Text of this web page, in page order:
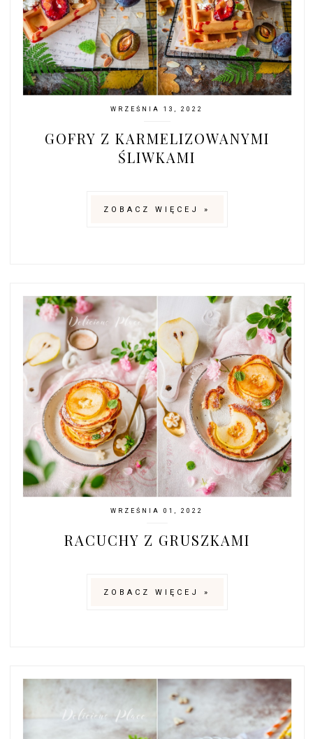
WRZEŚNIA 13, 2022
GOFRY Z KARMELIZOWANYMI
ŚLIWKAMI
ZOBACZ WIĘCEJ »
WRZEŚNIA 01, 2022
RACUCHY Z GRUSZKAMI
ZOBACZ WIĘCEJ »